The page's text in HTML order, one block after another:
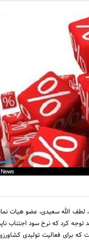
لطف الله سعیدی، عضو هیات
کرد که نرخ سود اجتناب